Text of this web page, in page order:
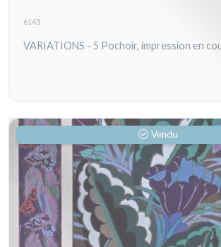
6143
VARIATIONS - 5 Pochoir, impression en
Vendu